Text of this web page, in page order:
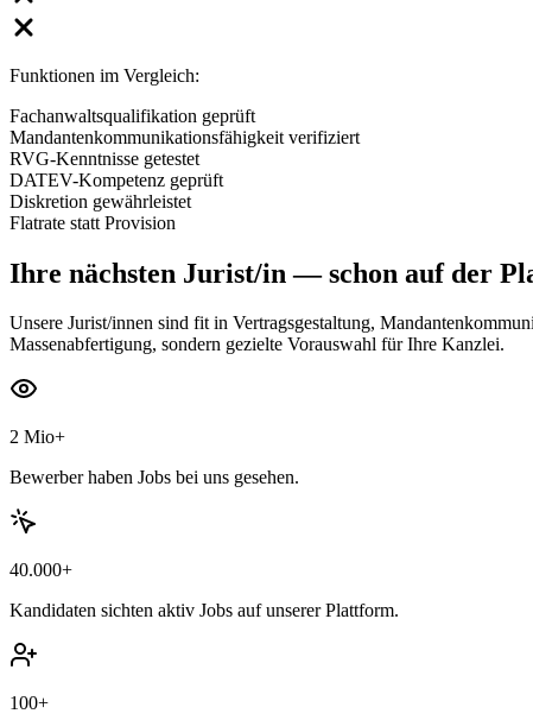
Funktionen im Vergleich:
Fachanwaltsqualifikation geprüft
Mandantenkommunikationsfähigkeit verifiziert
RVG-Kenntnisse getestet
DATEV-Kompetenz geprüft
Diskretion gewährleistet
Flatrate statt Provision
Ihre nächsten Jurist/in — schon auf der
Unsere Jurist/innen sind fit in Vertragsgestaltung,
Massenabfertigung, sondern gezielte Vorauswahl für Ihre Kanzlei.
2 Mio+
Bewerber haben Jobs bei uns gesehen.
40.000+
Kandidaten sichten aktiv Jobs auf unserer Plattform.
100+